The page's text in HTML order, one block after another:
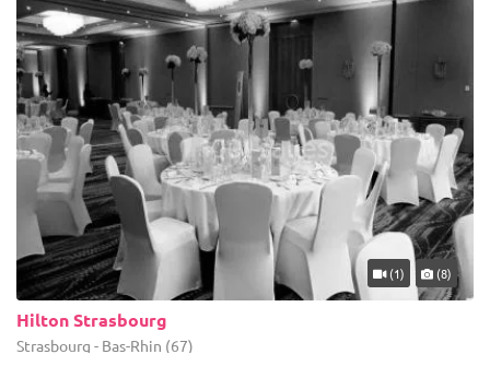
(1) (8)
Hilton Strasbourg
Strasbourg - Bas-Rhin (67)